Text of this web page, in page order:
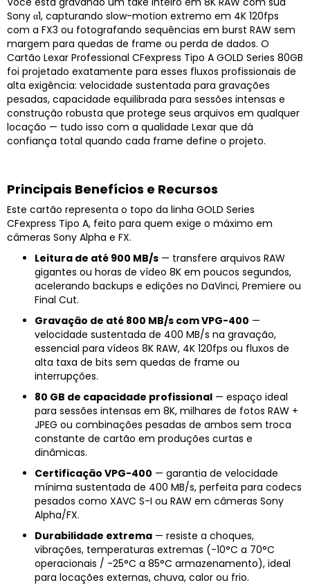
Sony α1, capturando slow-motion extremo em 4K 120fps
com a FX3 ou fotografando sequências em burst RAW sem
margem para quedas de frame ou perda de dados. O
Cartão Lexar Professional CFexpress Tipo A GOLD Series 80GB
foi projetado exatamente para esses fluxos profissionais de
alta exigência: velocidade sustentada para gravações
pesadas, capacidade equilibrada para sessões intensas e
construção robusta que protege seus arquivos em qualquer
locação — tudo isso com a qualidade Lexar que dá
confiança total quando cada frame define o projeto.
Principais Benefícios e Recursos
Este cartão representa o topo da linha GOLD Series
CFexpress Tipo A, feito para quem exige o máximo em
câmeras Sony Alpha e FX.
Leitura de até 900 MB/s — transfere arquivos RAW
gigantes ou horas de vídeo 8K em poucos segundos,
acelerando backups e edições no DaVinci, Premiere ou
Final Cut.
Gravação de até 800 MB/s com VPG-400 —
velocidade sustentada de 400 MB/s na gravação,
essencial para vídeos 8K RAW, 4K 120fps ou fluxos de
alta taxa de bits sem quedas de frame ou
interrupções.
80 GB de capacidade profissional — espaço ideal
para sessões intensas em 8K, milhares de fotos RAW +
JPEG ou combinações pesadas de ambos sem troca
constante de cartão em produções curtas e
dinâmicas.
Certificação VPG-400 — garantia de velocidade
mínima sustentada de 400 MB/s, perfeita para codecs
pesados como XAVC S-I ou RAW em câmeras Sony
Alpha/FX.
Durabilidade extrema — resiste a choques,
vibrações, temperaturas extremas (-10°C a 70°C
operacionais / -25°C a 85°C armazenamento), ideal
para locações externas, chuva, calor ou frio.